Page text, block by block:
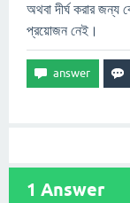
অথবা দীর্ঘ করার জন্য
প্রয়োজন নেই।
1 Answer